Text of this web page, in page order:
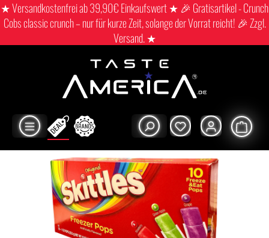
★ Versandkostenfrei ab 39,90€ Einkaufswert ★ 🎉 Gratisartikel - Crunch
Cobs classic crunch – nur für kurze Zeit, solange der Vorrat reicht! 🎉 Zzgl.
Versand. ★